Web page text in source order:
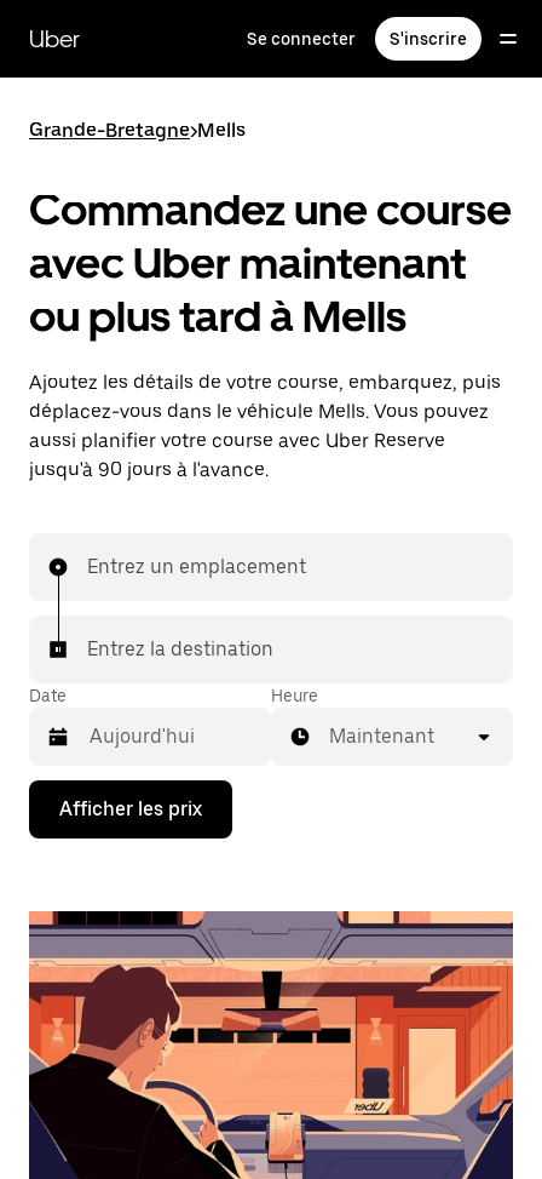
contenu
principal
Uber Se connecter S'inscrire
Grande-Bretagne>Mells
Commandez une course
avec Uber maintenant
ou plus tard à Mells
Ajoutez les détails de votre course, embarquez, puis
déplacez-vous dans le véhicule Mells. Vous pouvez
aussi planifier votre course avec Uber Reserve
jusqu'à 90 jours à l'avance.
Entrez un emplacement
Entrez la destination
Date
Appuyez
la
bas
interagir
avec
calendrier
et
sélectionner
une
date.
Appuyez
Heure
Maintenant
Afficher les prix